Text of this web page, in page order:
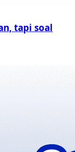
tapi soal